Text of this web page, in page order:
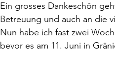
Ein grosses Dankeschön
Betreuung und auch an die
Nun habe ich fast zwei
bevor es am 11. Juni in